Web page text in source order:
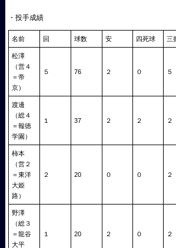
・投手成績
名前 回 球数 安 四死球 三
松澤
（営４
＝帝
京）
５ 76 ２ ０ ５
渡邊
（総４
＝報徳
学園）
１ 37 ２ ２ ２
柿本
（営２
＝東洋
大姫
路）
２ 20 ０ ０ ２
野澤
（総３
＝龍谷
大平
１ 20 ２ ０ ２